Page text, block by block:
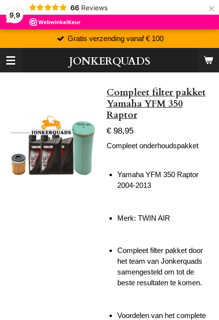
9,9
66 Reviews ×
JONKERQUADS
Gratis verzending vanaf € 100
Compleet filter pakket
Yamaha YFM 350
Raptor
€ 98,95
Compleet onderhoudspakket
Yamaha YFM 350 Raptor
2004-2013
Merk: TWIN AIR
Compleet filter pakket door
het team van Jonkerquads
samengesteld om tot de
beste resultaten te komen.
Voordelen van het complete